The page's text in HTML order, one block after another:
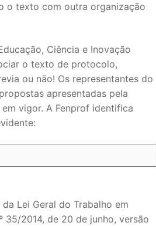
o texto com outra organização
Ciência e Inovação
o texto de protocolo,
ou não! Os representantes do
apresentadas pela
vigor. A Fenprof identifica
Lei Geral do Trabalho em
35/2014, de 20 de junho, versão